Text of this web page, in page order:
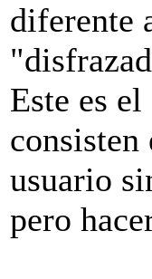
diferente
Este es
usuario
pero